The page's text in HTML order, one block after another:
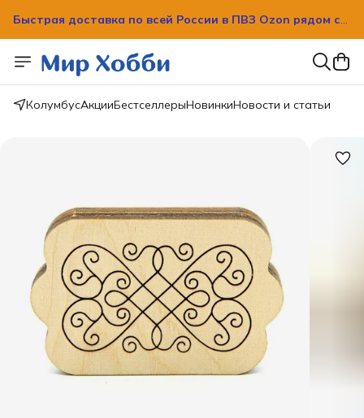
Быстрая доставка по всей России в ПВЗ Ozon рядом с
Быстрая доставка по всей России в ПВЗ Ozon рядом с
вашим домом!
КолумбусАкцииБестселлерыНовинкиНовости и статьи